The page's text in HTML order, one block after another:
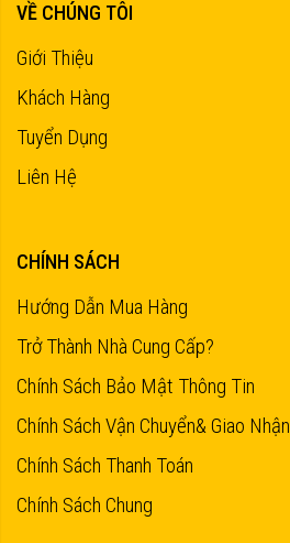
VỀ CHÚNG TÔI
Giới Thiệu
Khách Hàng
Tuyển Dụng
Liên Hệ
CHÍNH SÁCH
Hướng Dẫn Mua Hàng
Trở Thành Nhà Cung Cấp?
Chính Sách Bảo Mật Thông Tin
Chính Sách Vận Chuyển& Giao Nhận
Chính Sách Thanh Toán
Chính Sách Chung